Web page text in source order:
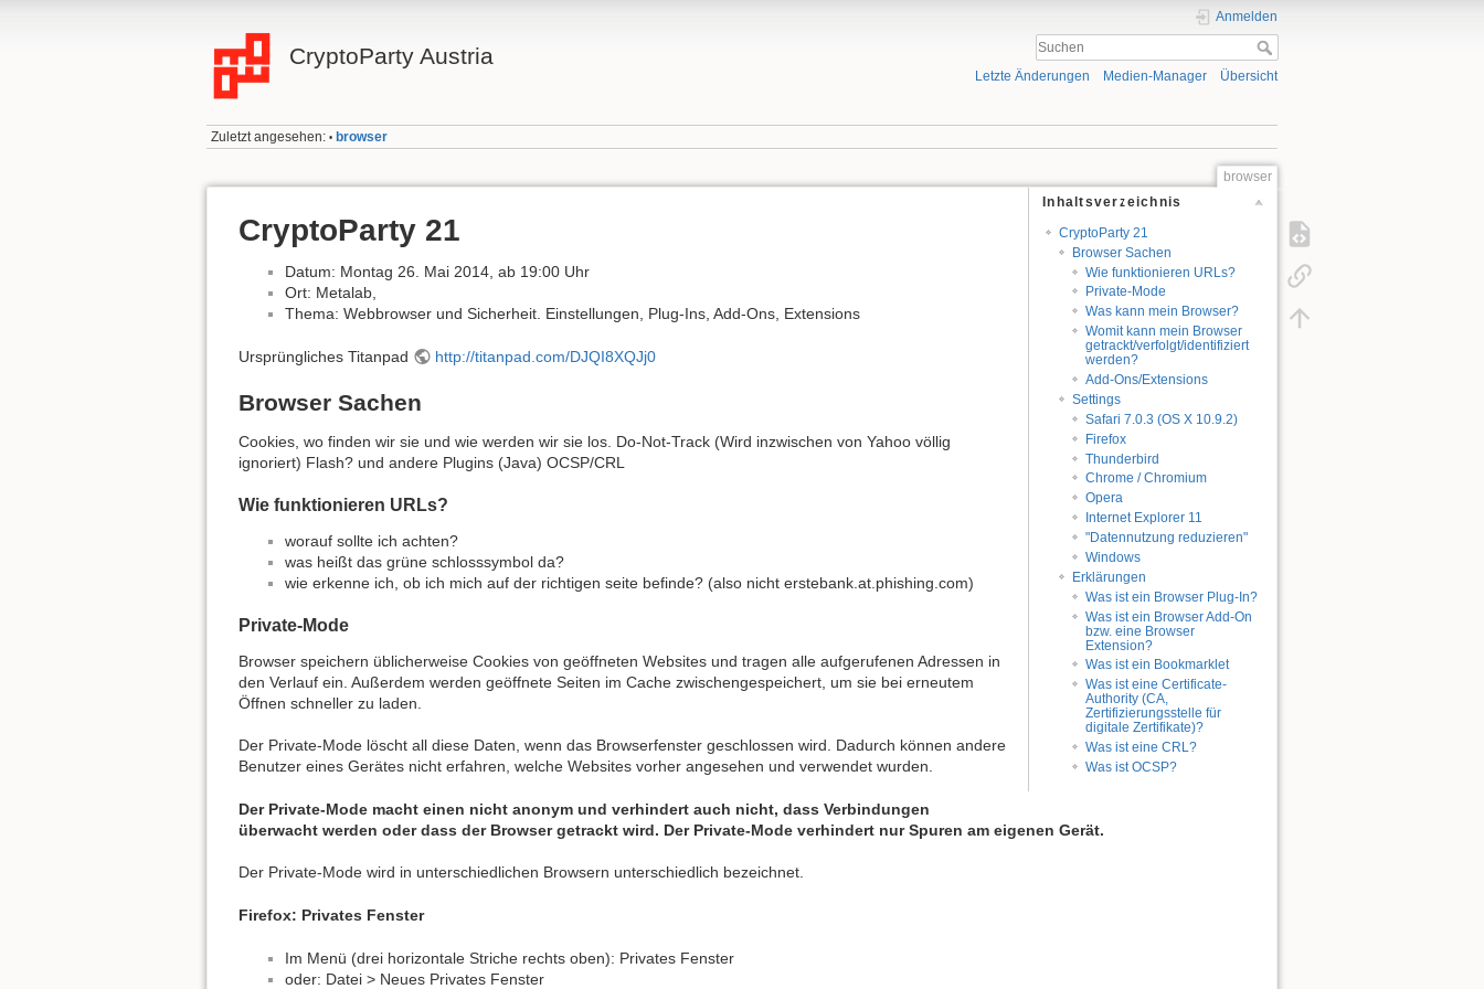
CryptoParty Austria
Anmelden
Letzte Änderungen Medien-Manager Übersicht
Zuletzt angesehen: • browser
browser
Inhaltsverzeichnis
CryptoParty 21
Browser Sachen
Wie funktionieren URLs?
Private-Mode
Was kann mein Browser?
Womit kann mein Browser
getrackt/verfolgt/identifiziert
werden?
Add-Ons/Extensions
Settings
Safari 7.0.3 (OS X 10.9.2)
Firefox
Thunderbird
Chrome / Chromium
Opera
Internet Explorer 11
"Datennutzung reduzieren"
Windows
Erklärungen
Was ist ein Browser Plug-In?
Was ist ein Browser Add-On
bzw. eine Browser
Extension?
Was ist ein Bookmarklet
Was ist eine Certificate-
Authority (CA,
Zertifizierungsstelle für
digitale Zertifikate)?
Was ist eine CRL?
Was ist OCSP?
CryptoParty 21
Datum: Montag 26. Mai 2014, ab 19:00 Uhr
Ort: Metalab,
Thema: Webbrowser und Sicherheit. Einstellungen, Plug-Ins, Add-Ons, Extensions
Ursprüngliches Titanpad http://titanpad.com/DJQI8XQJj0
Browser Sachen
Cookies, wo finden wir sie und wie werden wir sie los. Do-Not-Track (Wird inzwischen von Yahoo völlig
ignoriert) Flash? und andere Plugins (Java) OCSP/CRL
Wie funktionieren URLs?
worauf sollte ich achten?
was heißt das grüne schlosssymbol da?
wie erkenne ich, ob ich mich auf der richtigen seite befinde? (also nicht erstebank.at.phishing.com)
Private-Mode
Browser speichern üblicherweise Cookies von geöffneten Websites und tragen alle aufgerufenen Adressen in
den Verlauf ein. Außerdem werden geöffnete Seiten im Cache zwischengespeichert, um sie bei erneutem
Öffnen schneller zu laden.
Der Private-Mode löscht all diese Daten, wenn das Browserfenster geschlossen wird. Dadurch können andere
Benutzer eines Gerätes nicht erfahren, welche Websites vorher angesehen und verwendet wurden.
Der Private-Mode macht einen nicht anonym und verhindert auch nicht, dass Verbindungen
überwacht werden oder dass der Browser getrackt wird. Der Private-Mode verhindert nur Spuren am eigenen Gerät.
Der Private-Mode wird in unterschiedlichen Browsern unterschiedlich bezeichnet.
Firefox: Privates Fenster
Im Menü (drei horizontale Striche rechts oben): Privates Fenster
oder: Datei > Neues Privates Fenster